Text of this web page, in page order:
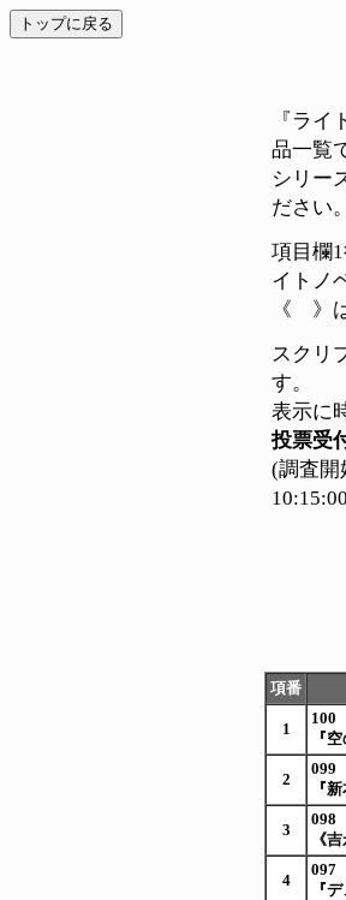
『ラ
品一覧
シリー
ださい。
項目欄
イトノ
《 》
スクリ
す。
表示に
投票受
(調査開
10:15:00
項番
1
100
『
2
099
『
3
098
《
4
097
『